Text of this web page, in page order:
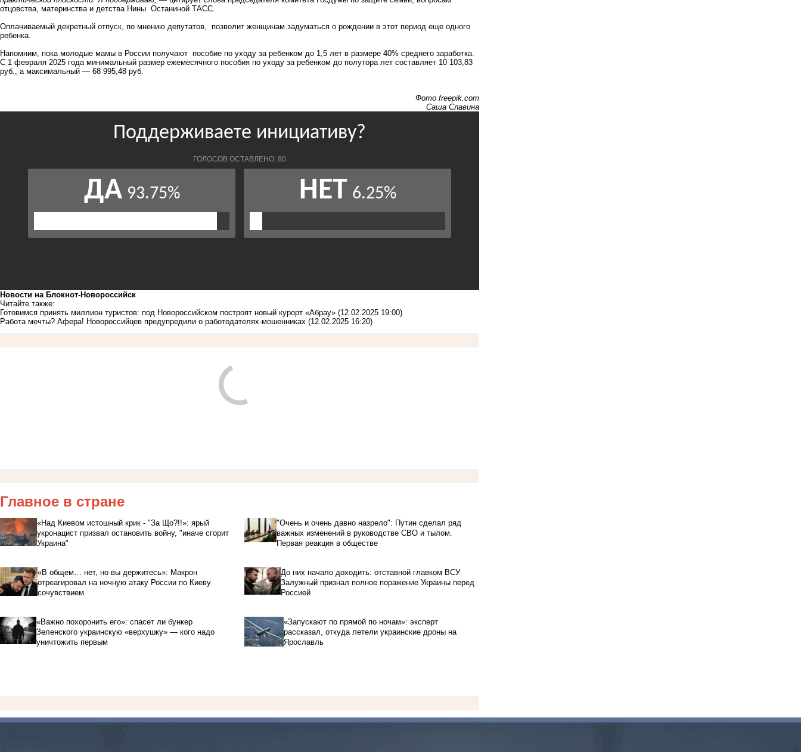
отцовства, материнства и детства Нины Останиной ТАСС.
Оплачиваемый декретный отпуск, по мнению депутатов, позволит женщинам задуматься о рождении в этот период еще одного
ребенка.
Напомним, пока молодые мамы в России получают пособие по уходу за ребенком до 1,5 лет в размере 40% среднего заработка.
С 1 февраля 2025 года минимальный размер ежемесячного пособия по уходу за ребенком до полутора лет составляет 10 103,83
руб., а максимальный — 68 995,48 руб.
Фото freepik.com
Саша Славина
Новости на Блoкнoт-Новороссийск
Читайте также:
Готовимся принять миллион туристов: под Новороссийском построят новый курорт «Абрау» (12.02.2025 19:00)
Работа мечты? Афера! Новороссийцев предупредили о работодателях-мошенниках (12.02.2025 16:20)
Главное в стране
«Над Киевом истошный крик - "За Що?!!»: ярый
укронацист призвал остановить войну, "иначе сгорит
Украина"
"Очень и очень давно назрело": Путин сделал ряд
важных изменений в руководстве СВО и тылом.
Первая реакция в обществе
«В общем… нет, но вы держитесь»: Макрон
отреагировал на ночную атаку России по Киеву
сочувствием
До них начало доходить: отставной главком ВСУ
Залужный признал полное поражение Украины перед
Россией
«Важно похоронить его»: спасет ли бункер
Зеленского украинскую «верхушку» — кого надо
уничтожить первым
«Запускают по прямой по ночам»: эксперт
рассказал, откуда летели украинские дроны на
Ярославль